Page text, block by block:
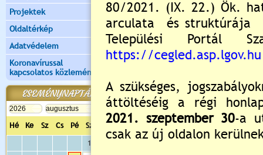
Projektek
Oldaltérkép
Adatvédelem
Koronavírussal
kapcsolatos közlemények
ESEMÉNYNAPTÁR
Hé Ke Sz Cs Pé Sz
Va
1